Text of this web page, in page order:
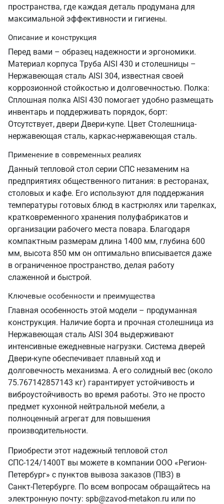
пространства, где каждая деталь продумана для
максимальной эффективности и гигиены.
Описание и конструкция
Перед вами – образец надежности и эргономики.
Материал корпуса Труба AISI 430 и столешницы –
Нержавеющая сталь AISI 304, известная своей
коррозионной стойкостью и долговечностью. Полка:
Сплошная полка AISI 430 помогает удобно размещать
инвентарь и поддерживать порядок, борт:
Отсутствует, двери Двери-купе. Цвет Столешница-
нержавеющая сталь, каркас-нержавеющая сталь.
Применение в современных реалиях
Данный тепловой стол серии СПС незаменим на
предприятиях общественного питания: в ресторанах,
столовых и кафе. Его используют для поддержания
температуры готовых блюд в кастрюлях или тарелках,
кратковременного хранения полуфабрикатов и
организации рабочего места повара. Благодаря
компактным размерам длина 1400 мм, глубина 600
мм, высота 850 мм он оптимально вписывается даже
в ограниченное пространство, делая работу
слаженной и быстрой.
Ключевые особенности и преимущества
Главная особенность этой модели – продуманная
конструкция. Наличие борта и прочная столешница из
Нержавеющая сталь AISI 304 выдерживают
интенсивные ежедневные нагрузки. Система дверей
Двери-купе обеспечивает плавный ход и
долговечность механизма. А его солидный вес (около
75.767142857143 кг) гарантирует устойчивость и
виброустойчивость во время работы. Это не просто
предмет кухонной нейтральной мебели, а
полноценный агрегат для повышения
производительности.
Приобрести этот надежный тепловой стол
СПС-124/1400Т вы можете в компании ООО «Регион-
Петербург» с пунктов вывоза заказов (ПВЗ) в
Санкт‑Петербурге. По всем вопросам обращайтесь на
электронную почту: spb@zavod-metakon.ru или по